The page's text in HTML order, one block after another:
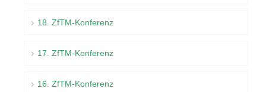
18. ZfTM-Konferenz
17. ZfTM-Konferenz
16. ZfTM-Konferenz